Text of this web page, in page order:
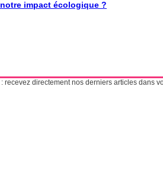
impact écologique ?
directement nos derniers articles dans